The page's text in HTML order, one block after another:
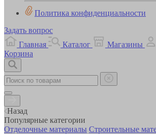
Политика конфиденциальности
Задать вопрос
Главная
Каталог Магазины
Корзина
Назад
Популярные категории
Отделочные материалы Строительные